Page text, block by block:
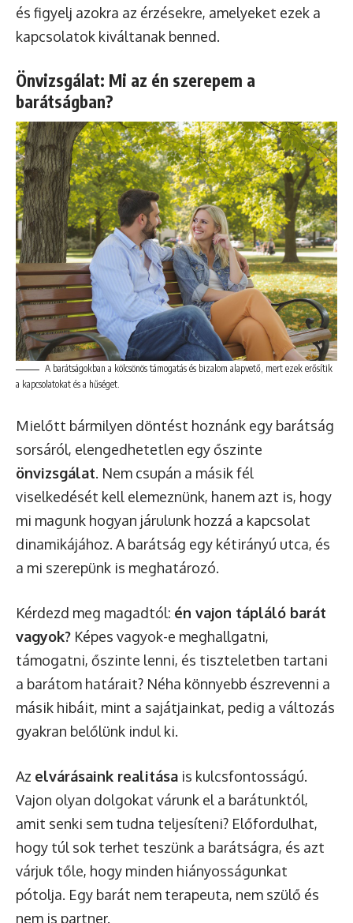
és figyelj azokra az érzésekre, amelyeket ezek a
kapcsolatok kiváltanak benned.
Önvizsgálat: Mi az én szerepem a
barátságban?
A barátságokban a kölcsönös támogatás és bizalom alapvető, mert ezek erősítik
a kapcsolatokat és a hűséget.
Mielőtt bármilyen döntést hoznánk egy barátság
sorsáról, elengedhetetlen egy őszinte
önvizsgálat. Nem csupán a másik fél
viselkedését kell elemeznünk, hanem azt is, hogy
mi magunk hogyan járulunk hozzá a kapcsolat
dinamikájához. A barátság egy kétirányú utca, és
a mi szerepünk is meghatározó.
Kérdezd meg magadtól: én vajon tápláló barát
vagyok? Képes vagyok-e meghallgatni,
támogatni, őszinte lenni, és tiszteletben tartani
a barátom határait? Néha könnyebb észrevenni a
másik hibáit, mint a sajátjainkat, pedig a változás
gyakran belőlünk indul ki.
Az elvárásaink realitása is kulcsfontosságú.
Vajon olyan dolgokat várunk el a barátunktól,
amit senki sem tudna teljesíteni? Előfordulhat,
hogy túl sok terhet teszünk a barátságra, és azt
várjuk tőle, hogy minden hiányosságunkat
pótolja. Egy barát nem terapeuta, nem szülő és
nem is partner.